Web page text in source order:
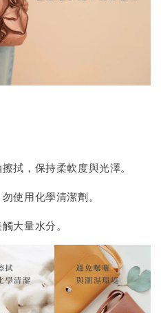
拭，保持柔軟度與光澤。
使用化學清潔劑。
大量水分。